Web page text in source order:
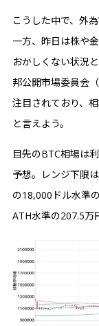
こうした中で、外
一方、昨日は株や
おかしくない状況
邦公開市場委員会
注目されており、
と言えよう。
目先のBTC相場は
予想。レンジ下限
の18,000ドル水準
ATH水準の207.5万